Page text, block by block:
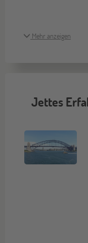
Mehr anzeigen
Jettes